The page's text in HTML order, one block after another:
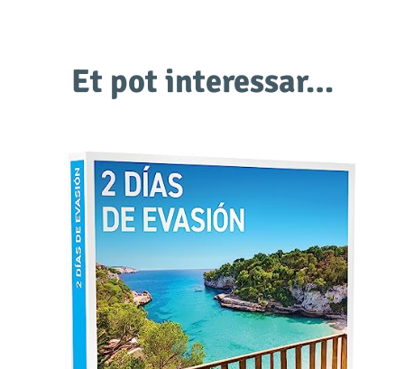
Et pot interessar…